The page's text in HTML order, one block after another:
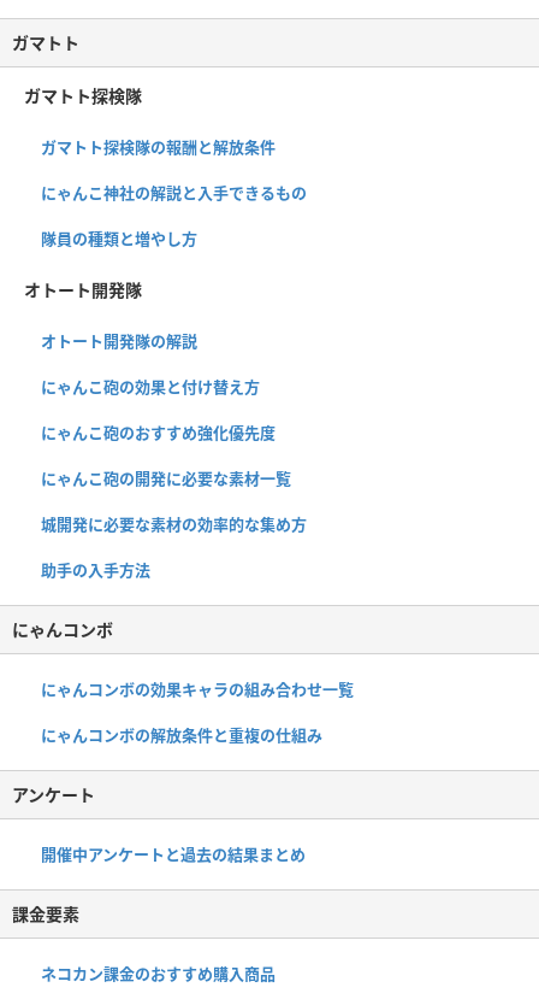
ガマトト
ガマトト探検隊
ガマトト探検隊の報酬と解放条件
にゃんこ神社の解説と入手できるもの
隊員の種類と増やし方
オトート開発隊
オトート開発隊の解説
にゃんこ砲の効果と付け替え方
にゃんこ砲のおすすめ強化優先度
にゃんこ砲の開発に必要な素材一覧
城開発に必要な素材の効率的な集め方
助手の入手方法
にゃんコンボ
にゃんコンボの効果キャラの組み合わせ一覧
にゃんコンボの解放条件と重複の仕組み
アンケート
開催中アンケートと過去の結果まとめ
課金要素
ネコカン課金のおすすめ購入商品